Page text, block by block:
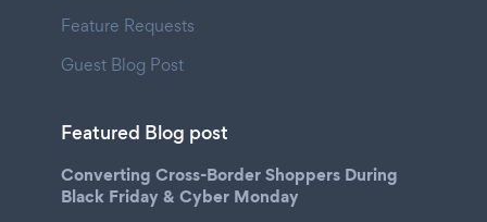
Feature Requests
Guest Blog Post
Featured Blog post
Converting Cross-Border Shoppers During
Black Friday & Cyber Monday